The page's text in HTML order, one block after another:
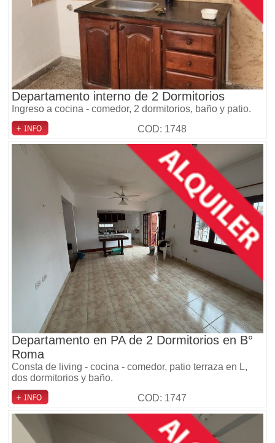
Departamento interno de 2 Dormitorios
Ingreso a cocina - comedor, 2 dormitorios, baño y patio.
COD: 1748
Departamento en PA de 2 Dormitorios en B°
Roma
Consta de living - cocina - comedor, patio terraza en L,
dos dormitorios y baño.
COD: 1747